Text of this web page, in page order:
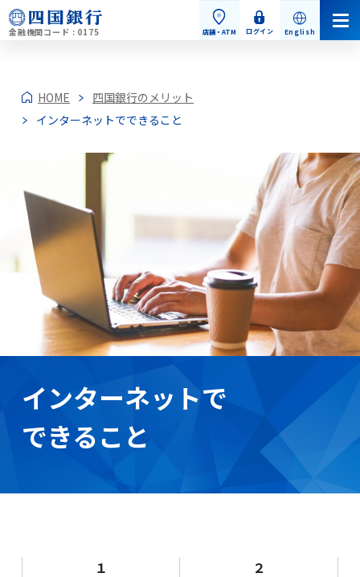
金融機関コード : 0175
個人のお客さま
個人のお客さまトップ
店舗・ATM
お手続き・お問い合わせ
口座開設
English
ログイン
HOME
四国銀行のメリット
インターネットでできること
インターネットで
できること
１
２